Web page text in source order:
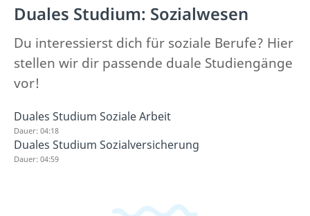
Duales Studium: Sozialwesen
Du interessierst dich für soziale Berufe? Hier
stellen wir dir passende duale Studiengänge
vor!
Duales Studium Soziale Arbeit
Dauer: 04:18
Duales Studium Sozialversicherung
Dauer: 04:59